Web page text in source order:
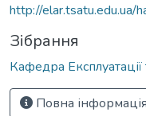
http://
Зібрання
Кафедра
Повна